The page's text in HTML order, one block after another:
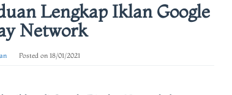
Lengkap Iklan Google
Network
Posted on 18/01/2021